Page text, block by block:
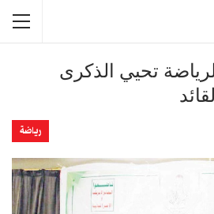
تحيي الذكرى
رياضة